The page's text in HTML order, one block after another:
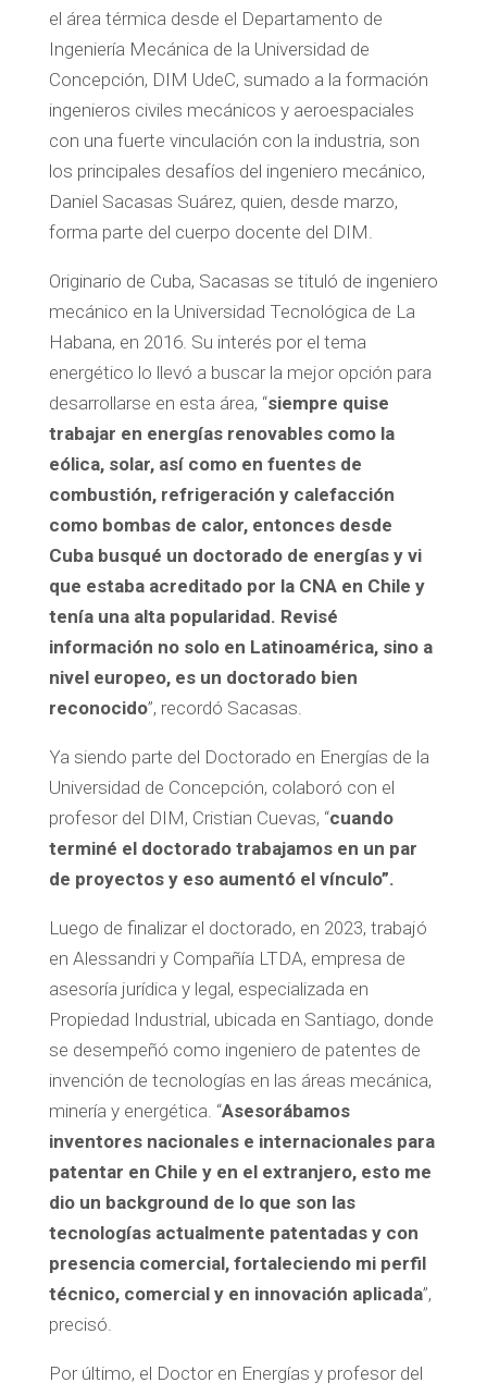
el área térmica desde el Departamento de
Ingeniería Mecánica de la Universidad de
Concepción, DIM UdeC, sumado a la formación
ingenieros civiles mecánicos y aeroespaciales
con una fuerte vinculación con la industria, son
los principales desafíos del ingeniero mecánico,
Daniel Sacasas Suárez, quien, desde marzo,
forma parte del cuerpo docente del DIM.
Originario de Cuba, Sacasas se tituló de ingeniero
mecánico en la Universidad Tecnológica de La
Habana, en 2016. Su interés por el tema
energético lo llevó a buscar la mejor opción para
desarrollarse en esta área, “siempre quise
trabajar en energías renovables como la
eólica, solar, así como en fuentes de
combustión, refrigeración y calefacción
como bombas de calor, entonces desde
Cuba busqué un doctorado de energías y vi
que estaba acreditado por la CNA en Chile y
tenía una alta popularidad. Revisé
información no solo en Latinoamérica, sino a
nivel europeo, es un doctorado bien
reconocido”, recordó Sacasas.
Ya siendo parte del Doctorado en Energías de la
Universidad de Concepción, colaboró con el
profesor del DIM, Cristian Cuevas, “cuando
terminé el doctorado trabajamos en un par
de proyectos y eso aumentó el vínculo”.
Luego de finalizar el doctorado, en 2023, trabajó
en Alessandri y Compañía LTDA, empresa de
asesoría jurídica y legal, especializada en
Propiedad Industrial, ubicada en Santiago, donde
se desempeñó como ingeniero de patentes de
invención de tecnologías en las áreas mecánica,
minería y energética. “Asesorábamos
inventores nacionales e internacionales para
patentar en Chile y en el extranjero, esto me
dio un background de lo que son las
tecnologías actualmente patentadas y con
presencia comercial, fortaleciendo mi perfil
técnico, comercial y en innovación aplicada”,
precisó.
Por último, el Doctor en Energías y profesor del